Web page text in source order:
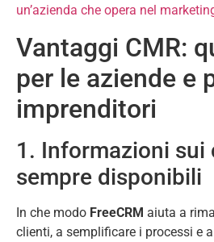
un’azienda che opera nel
Vantaggi CMR:
per le aziende e
imprenditori
1. Informazioni sui
sempre disponibili
In che modo FreeCRM aiuta a
clienti, a semplificare i processi e